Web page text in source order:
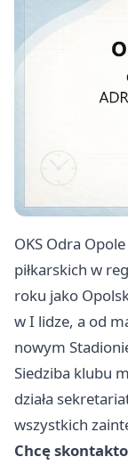
OKS Odra
piłkarskich w
roku jako
w I lidze, a od
nowym
Siedziba klubu
działa
wszystkich
Chcę